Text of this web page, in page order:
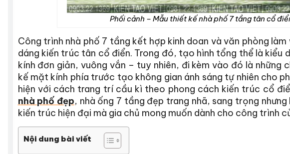
Phối cảnh – Mẫu thiết kế nhà phố 7 tầng tân cổ
Công trình nhà phố 7 tầng kết hợp kinh doan và văn phòng
dáng kiến trúc tân cổ điển. Trong đó, tạo hình tổng thể là kiểu
kính đơn giản, vuông vắn – tuy nhiên, đi kèm vào đó là những
kế mặt kính phía trước tạo không gian ánh sáng tự nhiên cho
hiện với cách trang trí cầu kì theo phong cách kiến trúc cổ
nhà phố đẹp, nhà ống 7 tầng đẹp trang nhã, sang trọng
kiến trúc hiện đại mà gia chủ mong muốn dành cho công trình
Nội dung bài viết